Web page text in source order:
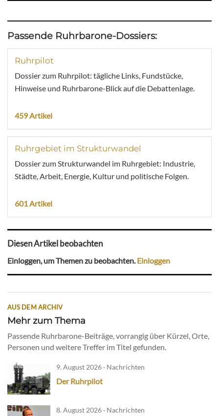
Passende Ruhrbarone-Dossiers:
Ruhrpilot
Dossier zum Ruhrpilot: tägliche Links, Fundstücke,
Hinweise und Ruhrbarone-Blick auf die Debattenlage.
459 Artikel
Ruhrgebiet im Strukturwandel
Dossier zum Strukturwandel im Ruhrgebiet: Industrie,
Städte, Arbeit, Energie, Kultur und politische Folgen.
601 Artikel
Diesen Artikel beobachten
Einloggen, um Themen zu beobachten.Einloggen
AUS DEM ARCHIV
Mehr zum Thema
Passende Ruhrbarone-Beiträge, vorrangig über Kürzel, Orte,
Personen und weitere Treffer im Titel gefunden.
9. August 2026 · Nachrichten
Der Ruhrpilot
8. August 2026 · Nachrichten